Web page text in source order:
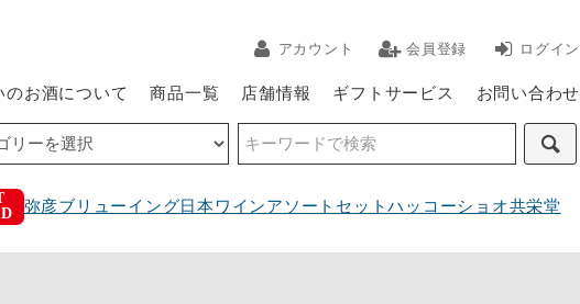
アカウント 会員登録 ログイン
のお酒について 商品一覧 店舗情報 ギフトサービス お問い合わせ
弥彦ブリューイング日本ワインアソートセットハッコーショオ共栄堂